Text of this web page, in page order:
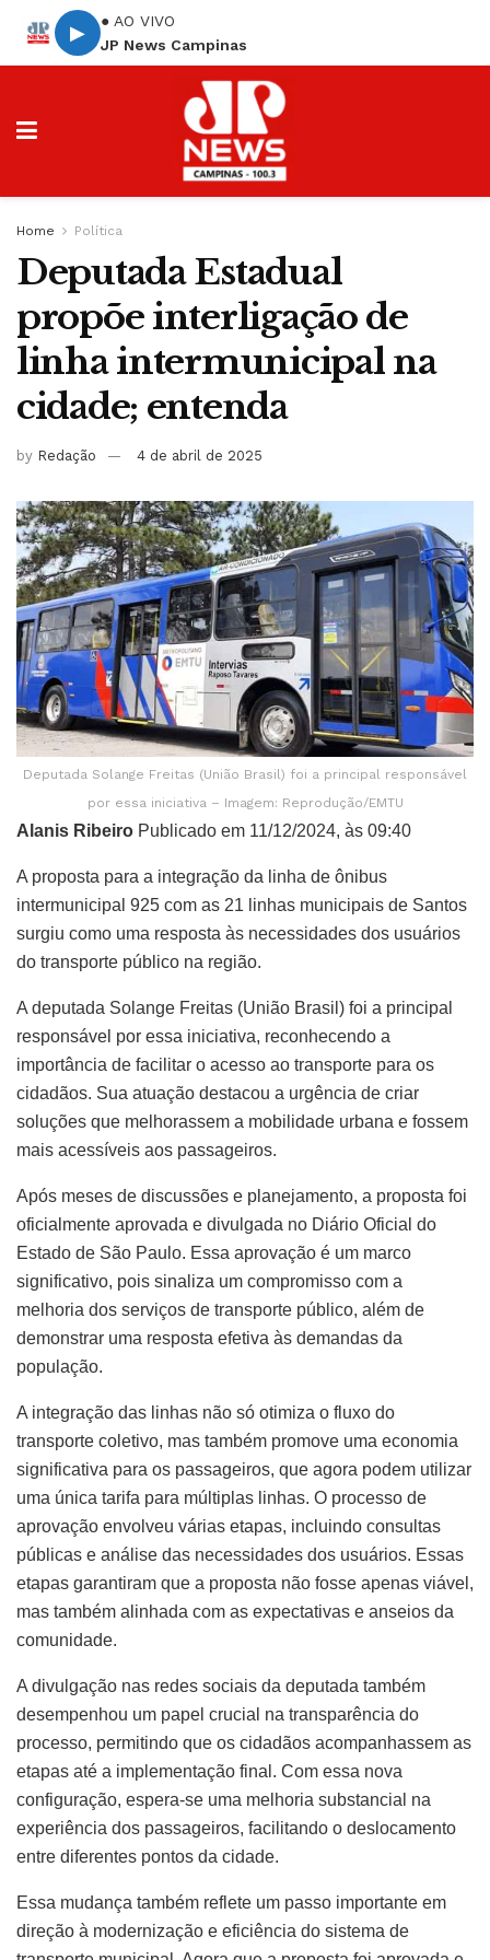
▶
● AO VIVO
JP News Campinas
Home Política
Deputada Estadual
propõe interligação de
linha intermunicipal na
cidade; entenda
by Redação 4 de abril de 2025
Deputada Solange Freitas (União Brasil) foi a principal responsável
por essa iniciativa – Imagem: Reprodução/EMTU
Alanis Ribeiro Publicado em 11/12/2024, às 09:40
A proposta para a integração da linha de ônibus
intermunicipal 925 com as 21 linhas municipais de Santos
surgiu como uma resposta às necessidades dos usuários
do transporte público na região.
A deputada Solange Freitas (União Brasil) foi a principal
responsável por essa iniciativa, reconhecendo a
importância de facilitar o acesso ao transporte para os
cidadãos. Sua atuação destacou a urgência de criar
soluções que melhorassem a mobilidade urbana e fossem
mais acessíveis aos passageiros.
Após meses de discussões e planejamento, a proposta foi
oficialmente aprovada e divulgada no Diário Oficial do
Estado de São Paulo. Essa aprovação é um marco
significativo, pois sinaliza um compromisso com a
melhoria dos serviços de transporte público, além de
demonstrar uma resposta efetiva às demandas da
população.
A integração das linhas não só otimiza o fluxo do
transporte coletivo, mas também promove uma economia
significativa para os passageiros, que agora podem utilizar
uma única tarifa para múltiplas linhas. O processo de
aprovação envolveu várias etapas, incluindo consultas
públicas e análise das necessidades dos usuários. Essas
etapas garantiram que a proposta não fosse apenas viável,
mas também alinhada com as expectativas e anseios da
comunidade.
A divulgação nas redes sociais da deputada também
desempenhou um papel crucial na transparência do
processo, permitindo que os cidadãos acompanhassem as
etapas até a implementação final. Com essa nova
configuração, espera-se uma melhoria substancial na
experiência dos passageiros, facilitando o deslocamento
entre diferentes pontos da cidade.
Essa mudança também reflete um passo importante em
direção à modernização e eficiência do sistema de